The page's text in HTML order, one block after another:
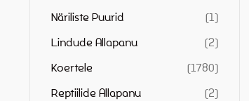
1
Näriliste Puurid
2
Lindude Allapanu
1780
Koertele
2
Reptiilide Allapanu